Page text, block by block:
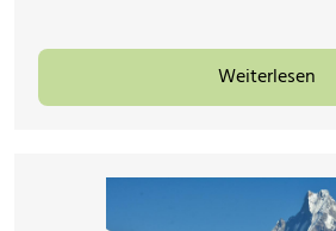
Weiterlesen